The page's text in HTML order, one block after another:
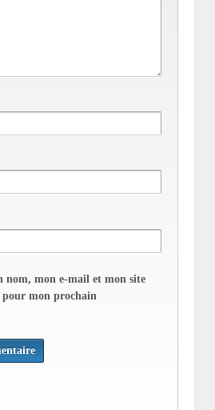
nom, mon e-mail et mon site
pour mon prochain